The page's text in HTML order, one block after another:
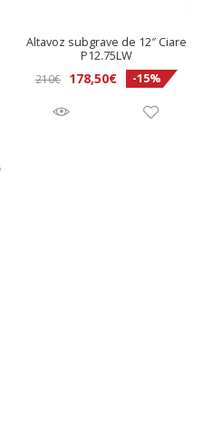
Altavoz subgrave de 12″ Ciare
P12.75LW
210€ 178,50€ -15%